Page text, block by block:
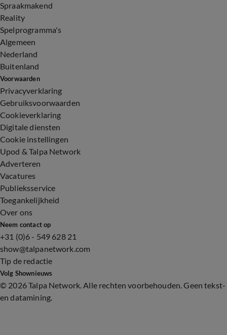
Spraakmakend
Reality
Spelprogramma's
Algemeen
Nederland
Buitenland
Voorwaarden
Privacyverklaring
Gebruiksvoorwaarden
Cookieverklaring
Digitale diensten
Cookie instellingen
Upod & Talpa Network
Adverteren
Vacatures
Publieksservice
Toegankelijkheid
Over ons
Neem contact op
+31 (0)6 - 549 628 21
show@talpanetwork.com
Tip de redactie
Volg Shownieuws
© 2026 Talpa Network. Alle rechten voorbehouden. Geen tekst-
en datamining.